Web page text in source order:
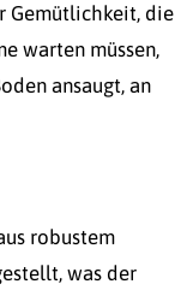
Gemütlichkeit, die
warten müssen,
ansaugt, an
robustem
was der